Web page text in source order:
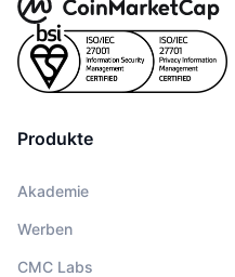
Produkte
Akademie
Werben
CMC Labs